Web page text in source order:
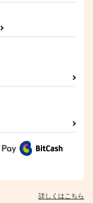
詳しくはこちら